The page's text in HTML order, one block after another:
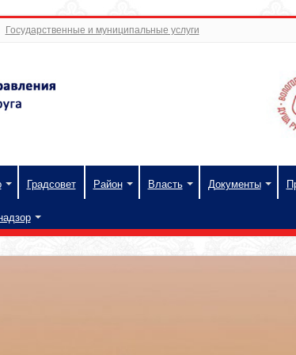
Государственные и муниципальные услуги
Градсовет Район Власть Документы